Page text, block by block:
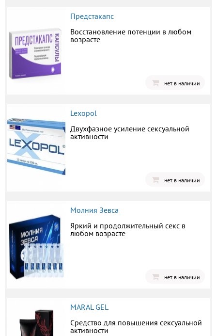
Предстакапс
Восстановление потенции в любом
возрасте
нет в наличии
Lexopol
Двухфазное усиление сексуальной
активности
нет в наличии
Молния Зевса
Яркий и продолжительный секс в
любом возрасте
нет в наличии
MARAL GEL
Средство для повышения сексуальной
активности